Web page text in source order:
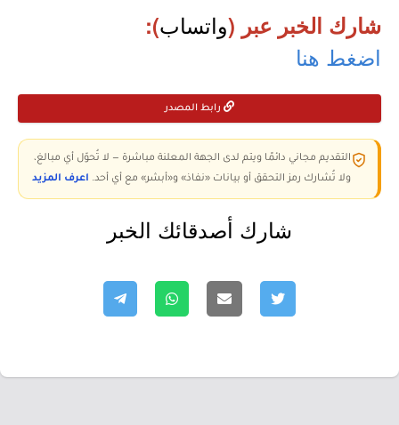
شارك الخبر عبر (واتساب):
اضغط هنا
رابط المصدر
التقديم مجاني دائمًا ويتم لدى الجهة المعلنة مباشرة — لا تُحوّل أي مبالغ،
ولا تُشارك رمز التحقق أو بيانات «نفاذ» و«أبشر» مع أي أحد. اعرف المزيد
شارك أصدقائك الخبر